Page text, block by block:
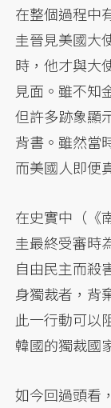
在整個過程中
圭晉見美國大
時，他才與大
見面。雖不知
但許多跡象顯
背書。雖然當
而美國人即便
在史實中（《
圭最終受審時
自由民主而殺
身獨裁者，背
此一行動可以
韓國的獨裁國
如今回過頭看